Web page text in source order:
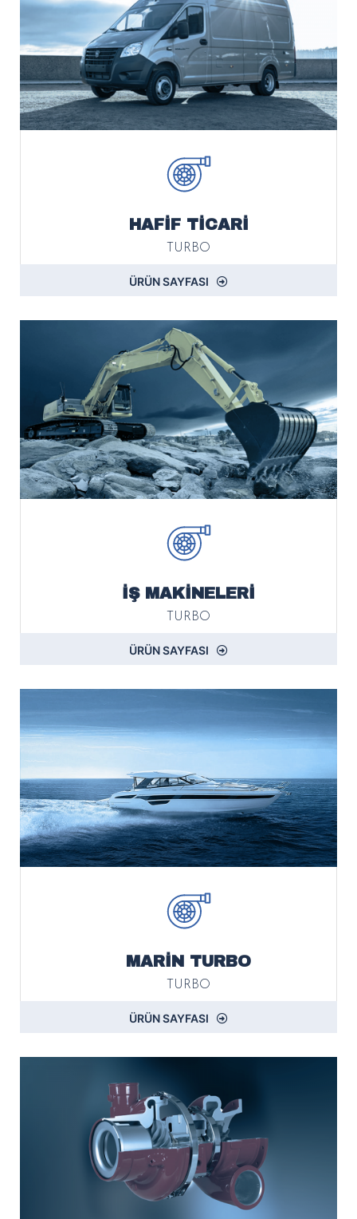
HAFİF TİCARİ
TURBO
ÜRÜN SAYFASI
İŞ MAKİNELERİ
TURBO
ÜRÜN SAYFASI
MARİN TURBO
TURBO
ÜRÜN SAYFASI